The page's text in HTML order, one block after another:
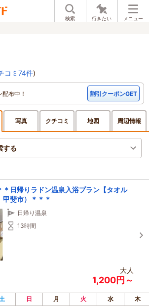
検索 行きたい メニュー
コミ74件)
布中！ 割引クーポンGET
写真 クチコミ 地図 周辺情報
する
＊日帰りラドン温泉入浴プラン【タオル
斐市）＊＊＊
日帰り温泉
13時間
大人
1,200円～
日 月 火 水
木